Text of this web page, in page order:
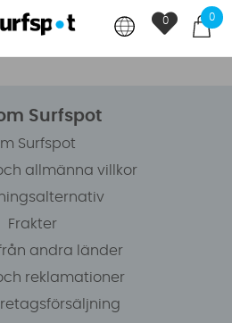
0
0
Surfspot
Surfspot
allmänna villkor
Frakter
andra länder
reklamationer